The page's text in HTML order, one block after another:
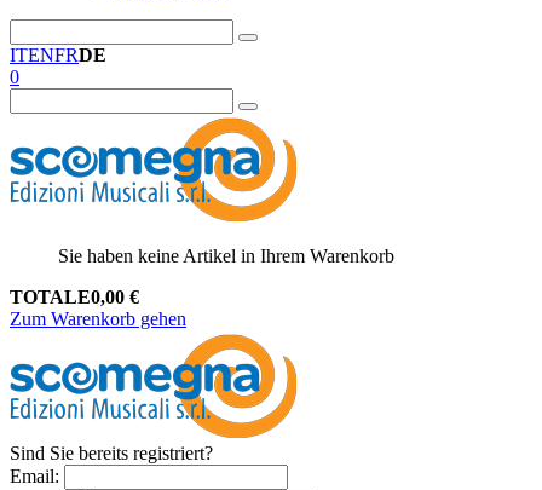
ITENFRDE
0
Sie haben keine Artikel in Ihrem Warenkorb
TOTALE0,00 €
Zum Warenkorb gehen
Sind Sie bereits registriert?
Email: